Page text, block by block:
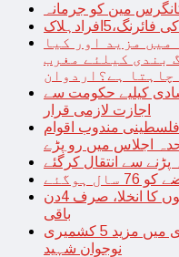
مین کو جرمانہ
مزید اور کیا
بندی کیلئے مغرب
چاہتا ہے؟اردوان
کیلیے حکومت سے
اجازت لازمی قرار
فلسطینی مندوب اقوام
اجلاس میں رو پڑے
سے انتقال کرگئے
ہوگئے
غیر قانونی طور پر مقیم غیر ملکیوں کا انخلا، صرف 4دن
باقی
بھارتی فوج کی ریاستی دہشت گردی میں مزید 5 کشمیری
نوجوان شہید